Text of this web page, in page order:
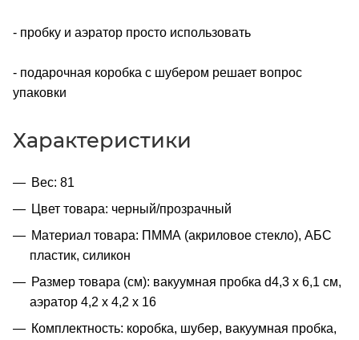
- пробку и аэратор просто использовать
- подарочная коробка с шубером решает вопрос
упаковки
Характеристики
Вес: 81
Цвет товара: черный/прозрачный
Материал товара: ПММА (акриловое стекло), АБС
пластик, силикон
Размер товара (см): вакуумная пробка d4,3 х 6,1 см,
аэратор 4,2 х 4,2 х 16
Комплектность: коробка, шубер, вакуумная пробка,